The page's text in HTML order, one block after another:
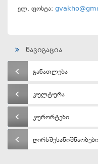
ელ. ფოსტა:
ნავიგაცია
განათლება
კულტურა
კურორტები
ღირსშესანიშნაობები